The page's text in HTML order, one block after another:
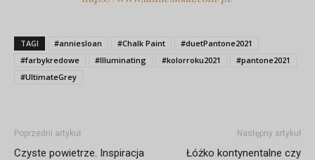
TAGI #anniesloan #Chalk Paint
#duetPantone2021
#farbykredowe
#Illuminating #kolorroku2021
#pantone2021
#UltimateGrey
Poprzedni artykuł
Czyste powietrze. Inspiracja
Następny artykuł
Łóżko kontynentalne czy